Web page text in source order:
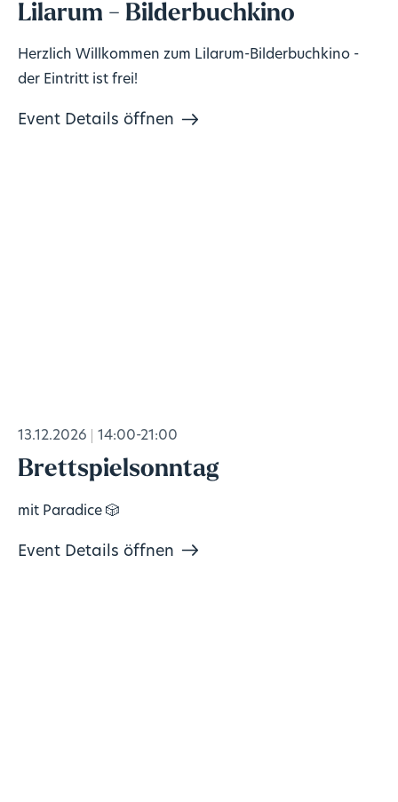
Lilarum - Bilderbuchkino
Herzlich Willkommen zum Lilarum-Bilderbuchkino -
der Eintritt ist frei!
Event Details öffnen
13.12.2026 14:00-21:00
Brettspielsonntag
mit Paradice 🎲
Event Details öffnen